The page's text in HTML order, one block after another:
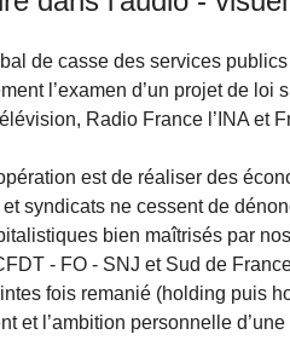
de casse des services
l’examen d’un projet de
Radio France l’INA et
est de réaliser des
syndicats ne cessent de
bien maîtrisés par
- FO - SNJ et Sud de
fois remanié (holding puis
et l’ambition personnelle